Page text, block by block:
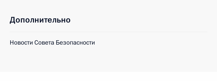
Дополнительно
Новости Совета Безопасности